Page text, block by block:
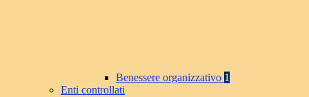
Benessere organizzativo 1
Enti controllati